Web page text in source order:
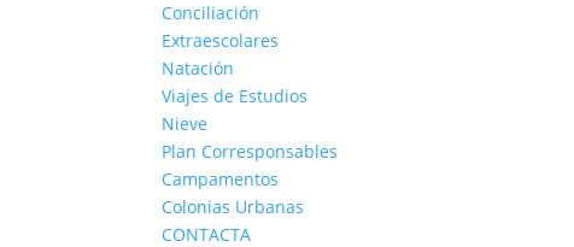
Conciliación
Extraescolares
Natación
Viajes de Estudios
Nieve
Plan Corresponsables
Campamentos
Colonias Urbanas
CONTACTA